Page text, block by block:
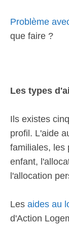
Problème
que faire ?
Les types
Ils existes
profil. L'aide
familiales, les
enfant,
l'allocation
Les aides au
d'Action